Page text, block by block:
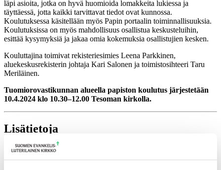
läpi asioita, jotka on hyvä huomioida lomakkeita lukiessa ja
täyttäessä, jotta kaikki tarvittavat tiedot ovat kunnossa.
Koulutuksessa käsitellään myös Papin portaalin toiminnallisuuksia.
Koulutuksissa on myös mahdollisuus osallistua keskusteluihin,
esittää kysymyksiä ja jakaa omia kokemuksia osallistujien kesken.
Kouluttajina toimivat rekisteriesimies Leena Parkkinen,
aluekeskusrekisterin johtaja Kari Salonen ja toimistosihteeri Taru
Meriläinen.
Tuomiorovastikunnan alueella papiston koulutus järjestetään
10.4.2024 klo 10.30–12.00 Tesoman kirkolla.
Lisätietoja
leena.parkkinen@evl.fi